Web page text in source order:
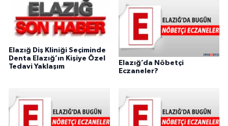
Elazığ Diş Kliniği Seçiminde
Denta Elazığ’ın Kişiye Özel
Tedavi Yaklaşım
Elazığ’da Nöbetçi
Eczaneler?